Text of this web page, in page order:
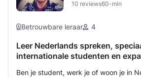
10 reviews60-min
Betrouwbare leraar 4
Leer Nederlands spreken,
internationale studenten en
Ben je student, werk je of woon je in